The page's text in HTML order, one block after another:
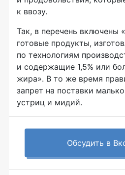
к ввозу.
Так, в перечень включены
готовые продукты,
по технологиям
и содержащие 1,5% или
жира». В то же время
запрет на поставки
устриц и мидий.
Обсудить в